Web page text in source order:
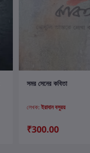
কার্টে যোগ করুন
সমর সেনের কবিতা
লেখক: ইরাবান বসুরয়
₹300.00